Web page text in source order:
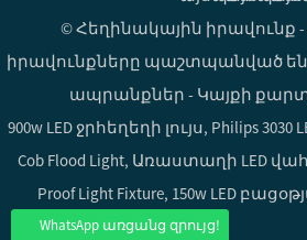
© Հեղինակային իրավունք -
իրավունքները պաշտպանված
ապրանքներ - Կայքի
900w LED ջրհեղեղի լույս, Philips 3030
Cob Flood Light, Առաստաղի LED
Proof Light Fixture, 150w LED
WhatsApp առցանց զրույց!